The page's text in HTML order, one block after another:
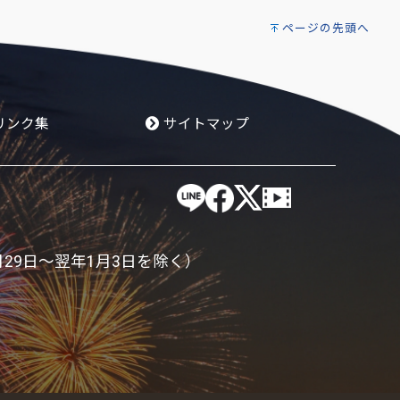
ページの先頭へ
ンク集 サイトマップ
日～翌年1月3日を除く）